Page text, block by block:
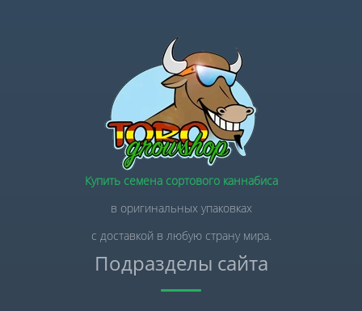
Купить семена сортового каннабиса
в оригинальных упаковках
с доставкой в любую страну мира.
Подразделы сайта